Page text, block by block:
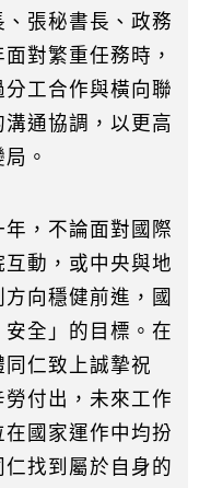
張秘書長、政務
對繁重任務時，
工合作與橫向聯
通協調，以更高
。
，不論面對國際
動，或中央與地
向穩健前進，國
全」的目標。在
仁致上誠摯祝
付出，未來工作
國家運作中均扮
找到屬於自身的